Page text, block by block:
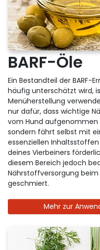
BARF-Öle
Ein Bestandteil der BARF-
häufig unterschätzt wird,
Menüherstellung
nur dafür, dass wichtige
vom Hund
sondern fährt selbst mit
essenziellen
deines Vierbeiners
diesem Bereich jedoch
Nährstoffversorgung
geschmiert.
Mehr zur